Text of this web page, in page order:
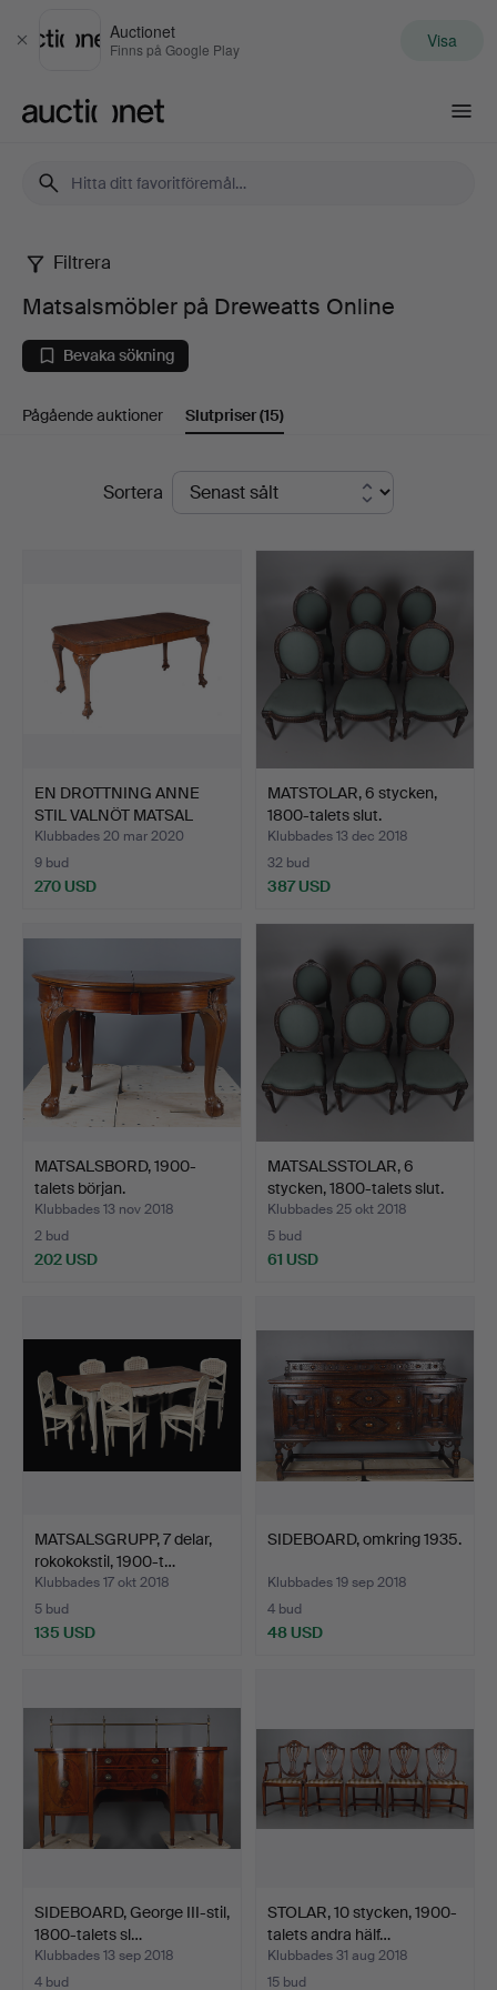
Stäng
Auctionet
Finns på Google Play Visa
Matsalsmöbler
på
Dreweatts
Online
Filtrera
Matsalsmöbler på Dreweatts Online
Bevaka sökning
Pågående auktioner Slutpriser(15)
SlutpriserSortera
EN DROTTNING ANNE
STIL VALNÖT MATSAL
SVIT.
Klubbades 20 mar 2020
9 bud
270 USD
MATSTOLAR, 6 stycken,
1800-talets slut.
Klubbades 13 dec 2018
32 bud
387 USD
MATSALSBORD, 1900-
talets början.
Klubbades 13 nov 2018
2 bud
202 USD
MATSALSSTOLAR, 6
stycken, 1800-talets slut.
Klubbades 25 okt 2018
5 bud
61 USD
MATSALSGRUPP, 7 delar,
rokokokstil, 1900-t…
Klubbades 17 okt 2018
5 bud
135 USD
SIDEBOARD, omkring 1935.
Klubbades 19 sep 2018
4 bud
48 USD
SIDEBOARD, George III-stil,
1800-talets sl…
Klubbades 13 sep 2018
4 bud
STOLAR, 10 stycken, 1900-
talets andra hälf…
Klubbades 31 aug 2018
15 bud